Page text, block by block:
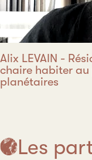
Alix LEVAIN -
chaire habiter au
planétaires
Les